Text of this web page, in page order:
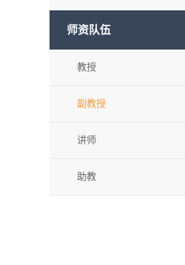
师资队伍
教授
副教授
讲师
助教